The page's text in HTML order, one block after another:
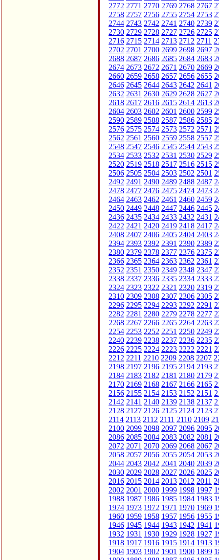
2772 2771 2770 2769 2768 2767
2758 2757 2756 2755 2754 2753
2744 2743 2742 2741 2740 2739
2730 2729 2728 2727 2726 2725
2716 2715 2714 2713 2712 2711
2702 2701 2700 2699 2698 2697
2688 2687 2686 2685 2684 2683
2674 2673 2672 2671 2670 2669
2660 2659 2658 2657 2656 2655
2646 2645 2644 2643 2642 2641
2632 2631 2630 2629 2628 2627
2618 2617 2616 2615 2614 2613
2604 2603 2602 2601 2600 2599
2590 2589 2588 2587 2586 2585
2576 2575 2574 2573 2572 2571
2562 2561 2560 2559 2558 2557
2548 2547 2546 2545 2544 2543
2534 2533 2532 2531 2530 2529
2520 2519 2518 2517 2516 2515
2506 2505 2504 2503 2502 2501
2492 2491 2490 2489 2488 2487
2478 2477 2476 2475 2474 2473
2464 2463 2462 2461 2460 2459
2450 2449 2448 2447 2446 2445
2436 2435 2434 2433 2432 2431
2422 2421 2420 2419 2418 2417
2408 2407 2406 2405 2404 2403
2394 2393 2392 2391 2390 2389
2380 2379 2378 2377 2376 2375
2366 2365 2364 2363 2362 2361
2352 2351 2350 2349 2348 2347
2338 2337 2336 2335 2334 2333
2324 2323 2322 2321 2320 2319
2310 2309 2308 2307 2306 2305
2296 2295 2294 2293 2292 2291
2282 2281 2280 2279 2278 2277
2268 2267 2266 2265 2264 2263
2254 2253 2252 2251 2250 2249
2240 2239 2238 2237 2236 2235
2226 2225 2224 2223 2222 2221
2212 2211 2210 2209 2208 2207
2198 2197 2196 2195 2194 2193
2184 2183 2182 2181 2180 2179
2170 2169 2168 2167 2166 2165
2156 2155 2154 2153 2152 2151
2142 2141 2140 2139 2138 2137
2128 2127 2126 2125 2124 2123
2114 2113 2112 2111 2110 2109
2100 2099 2098 2097 2096 2095
2086 2085 2084 2083 2082 2081
2072 2071 2070 2069 2068 2067
2058 2057 2056 2055 2054 2053
2044 2043 2042 2041 2040 2039
2030 2029 2028 2027 2026 2025
2016 2015 2014 2013 2012 2011
2002 2001 2000 1999 1998 1997
1988 1987 1986 1985 1984 1983
1974 1973 1972 1971 1970 1969
1960 1959 1958 1957 1956 1955
1946 1945 1944 1943 1942 1941
1932 1931 1930 1929 1928 1927
1918 1917 1916 1915 1914 1913
1904 1903 1902 1901 1900 1899